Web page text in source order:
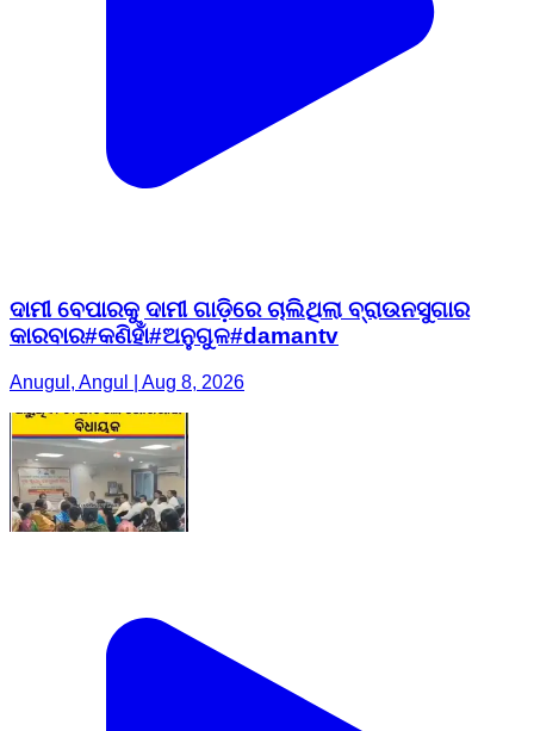
ଦାମୀ ବେପାରକୁ ଦାମୀ ଗାଡ଼ିରେ ଚାଲିଥିଲା ବ୍ରାଉନସୁଗାର
କାରବାର#କଣିହାଁ#ଅନୁଗୁଳ#damantv
Anugul, Angul | Aug 8, 2026